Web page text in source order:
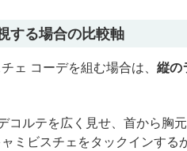
する場合の比較軸
ェ コーデを組む場合は、 縦の
コルテを広く見せ、首から胸
ャミビスチェをタックインす